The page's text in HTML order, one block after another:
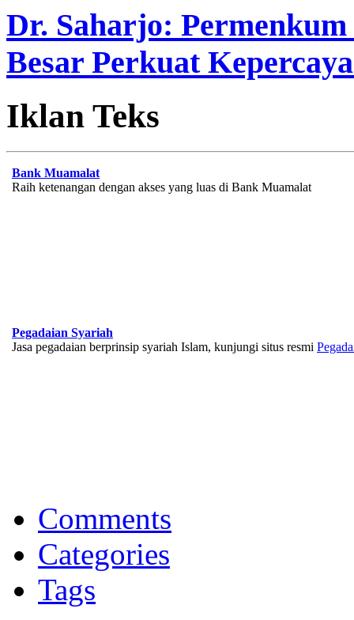
Dr. Saharjo:
Besar Perkuat
Iklan Teks
Bank Muamalat
Raih ketenangan dengan akses yang luas di Bank Muamalat
Pegadaian Syariah
Jasa pegadaian berprinsip syariah Islam, kunjungi situs resmi
Memberikan yang terbaik sesuai kaidah Islam, kunjungi situs resmi
Comments
Categories
Tags